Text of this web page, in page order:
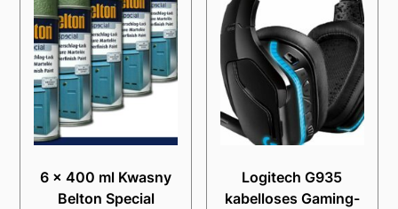
6 x 400 ml Kwasny
Belton Special
Logitech G935
kabelloses Gaming-